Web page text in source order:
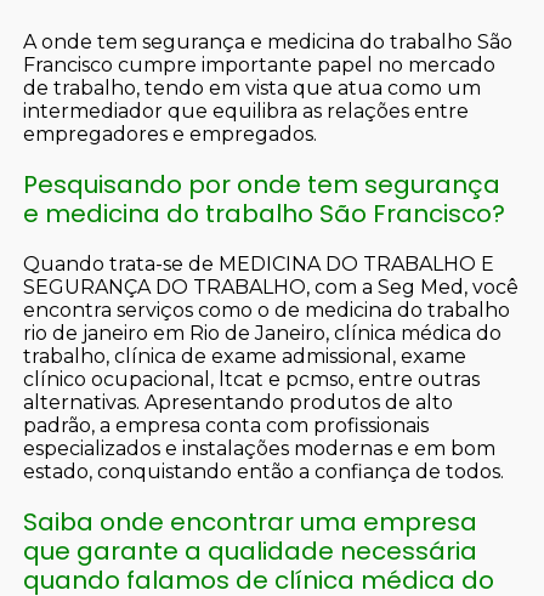
A onde tem segurança e medicina do trabalho São
Francisco cumpre importante papel no mercado
de trabalho, tendo em vista que atua como um
intermediador que equilibra as relações entre
empregadores e empregados.
Pesquisando por onde tem segurança
e medicina do trabalho São Francisco?
Quando trata-se de MEDICINA DO TRABALHO E
SEGURANÇA DO TRABALHO, com a Seg Med, você
encontra serviços como o de medicina do trabalho
rio de janeiro em Rio de Janeiro, clínica médica do
trabalho, clínica de exame admissional, exame
clínico ocupacional, ltcat e pcmso, entre outras
alternativas. Apresentando produtos de alto
padrão, a empresa conta com profissionais
especializados e instalações modernas e em bom
estado, conquistando então a confiança de todos.
Saiba onde encontrar uma empresa
que garante a qualidade necessária
quando falamos de clínica médica do